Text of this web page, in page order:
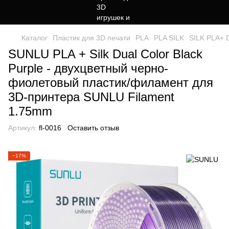
Каталог Пластик для 3D печати PLA PLA SILK SILK PLA+
SUNLU PLA + Silk Dual Color Black
Purple - двухцветный черно-
фиолетовый пластик/филамент для
3D-принтера SUNLU Filament
1.75mm
Артикул: fl-0016 Оставить отзыв
−17%